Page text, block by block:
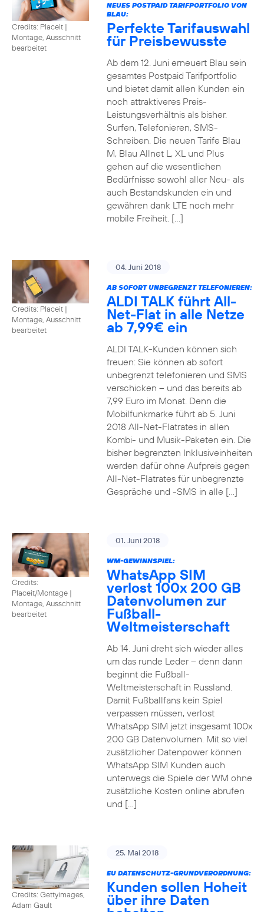
Credits: Placeit |
Montage, Ausschnitt
bearbeitet
NEUES POSTPAID TARIFPORTFOLIO VON
BLAU:
Perfekte Tarifauswahl
für Preisbewusste
Ab dem 12. Juni erneuert Blau sein
gesamtes Postpaid Tarifportfolio
und bietet damit allen Kunden ein
noch attraktiveres Preis-
Leistungsverhältnis als bisher.
Surfen, Telefonieren, SMS-
Schreiben. Die neuen Tarife Blau
M, Blau Allnet L, XL und Plus
gehen auf die wesentlichen
Bedürfnisse sowohl aller Neu- als
auch Bestandskunden ein und
gewähren dank LTE noch mehr
mobile Freiheit. […]
Credits: Placeit |
Montage, Ausschnitt
bearbeitet
04. Juni 2018
AB SOFORT UNBEGRENZT TELEFONIEREN:
ALDI TALK führt All-
Net-Flat in alle Netze
ab 7,99€ ein
ALDI TALK-Kunden können sich
freuen: Sie können ab sofort
unbegrenzt telefonieren und SMS
verschicken – und das bereits ab
7,99 Euro im Monat. Denn die
Mobilfunkmarke führt ab 5. Juni
2018 All-Net-Flatrates in allen
Kombi- und Musik-Paketen ein. Die
bisher begrenzten Inklusiveinheiten
werden dafür ohne Aufpreis gegen
All-Net-Flatrates für unbegrenzte
Gespräche und -SMS in alle […]
Credits:
Placeit/Montage |
Montage, Ausschnitt
bearbeitet
01. Juni 2018
WM-GEWINNSPIEL:
WhatsApp SIM
verlost 100x 200 GB
Datenvolumen zur
Fußball-
Weltmeisterschaft
Ab 14. Juni dreht sich wieder alles
um das runde Leder – denn dann
beginnt die Fußball-
Weltmeisterschaft in Russland.
Damit Fußballfans kein Spiel
verpassen müssen, verlost
WhatsApp SIM jetzt insgesamt 100x
200 GB Datenvolumen. Mit so viel
zusätzlicher Datenpower können
WhatsApp SIM Kunden auch
unterwegs die Spiele der WM ohne
zusätzliche Kosten online abrufen
und […]
Credits: Gettyimages,
Adam Gault
25. Mai 2018
EU DATENSCHUTZ-GRUNDVERORDNUNG:
Kunden sollen Hoheit
über ihre Daten